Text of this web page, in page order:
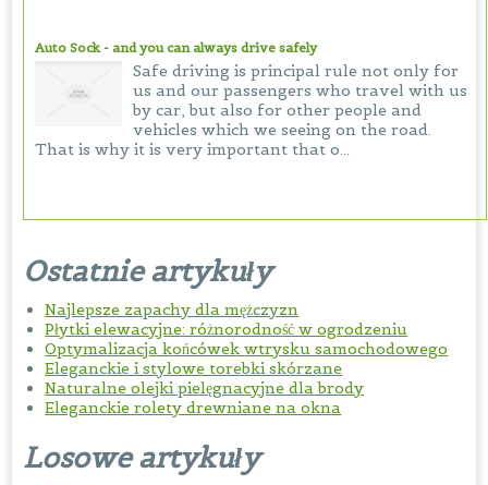
Auto Sock - and you can always drive safely
Safe driving is principal rule not only for
us and our passengers who travel with us
by car, but also for other people and
vehicles which we seeing on the road.
That is why it is very important that o...
Ostatnie artykuły
Najlepsze zapachy dla mężczyzn
Płytki elewacyjne: różnorodność w ogrodzeniu
Optymalizacja końcówek wtrysku samochodowego
Eleganckie i stylowe torebki skórzane
Naturalne olejki pielęgnacyjne dla brody
Eleganckie rolety drewniane na okna
Losowe artykuły